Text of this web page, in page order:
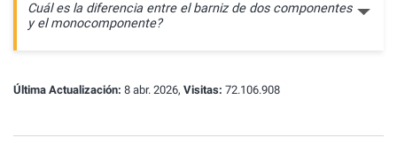
Cuál es la diferencia entre el barniz de dos componentes
y el monocomponente?
Última Actualización: 8 abr. 2026, Visitas: 72.106.908